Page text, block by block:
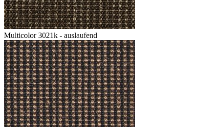
Multicolor 3021k - auslaufend